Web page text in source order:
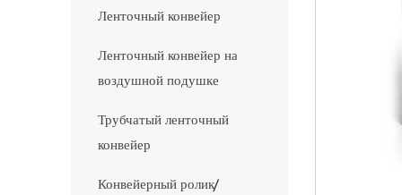
Ленточный конвейер
Ленточный конвейер на
воздушной подушке
Трубчатый ленточный
конвейер
Конвейерный ролик/